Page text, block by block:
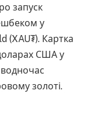
запуск
у
(XAU₮). Картка
США у
золоті.